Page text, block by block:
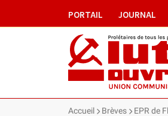
PORTAIL JOURNAL
Accueil Brèves EPR de